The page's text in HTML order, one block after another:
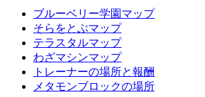
ブルーベリー学園マップ
そらをとぶマップ
テラスタルマップ
わざマシンマップ
トレーナーの場所と報酬
メタモンブロックの場所